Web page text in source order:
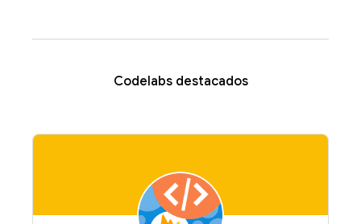
Codelabs destacados